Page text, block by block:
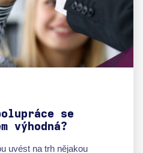
se
výhodná?
uvést na trh nějakou